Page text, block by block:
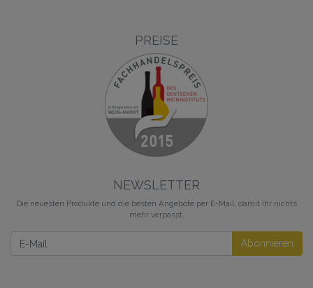
PREISE
NEWSLETTER
Die neuesten Produkte und die besten Angebote per E-Mail, damit Ihr nichts
mehr verpasst.
Abonnieren